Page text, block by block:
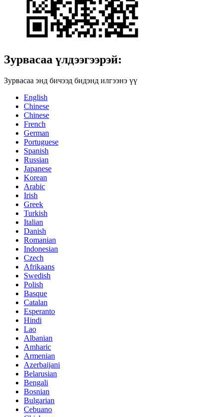
Зурвасаа үлдээгээрэй:
Зурвасаа энд бичээд бидэнд илгээнэ үү
English
Chinese
Chinese
French
German
Portuguese
Spanish
Russian
Japanese
Korean
Arabic
Irish
Greek
Turkish
Italian
Danish
Romanian
Indonesian
Czech
Afrikaans
Swedish
Polish
Basque
Catalan
Esperanto
Hindi
Lao
Albanian
Amharic
Armenian
Azerbaijani
Belarusian
Bengali
Bosnian
Bulgarian
Cebuano